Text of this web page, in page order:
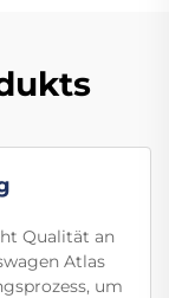
Qualität an
Atlas
um